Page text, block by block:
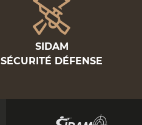
SIDAM
SÉCURITÉ DÉFENSE